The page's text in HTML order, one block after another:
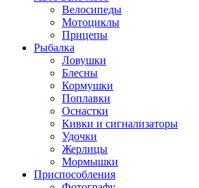
Велосипеды
Мотоциклы
Прицепы
Рыбалка
Ловушки
Блесны
Кормушки
Поплавки
Оснастки
Кивки и сигнализаторы
Удочки
Жерлицы
Мормышки
Приспособления